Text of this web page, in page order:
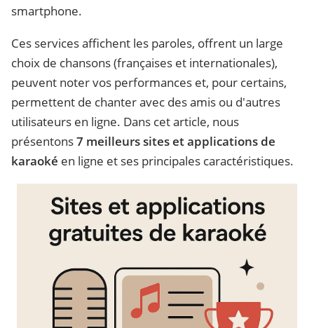
smartphone.
Ces services affichent les paroles, offrent un large
choix de chansons (françaises et internationales),
peuvent noter vos performances et, pour certains,
permettent de chanter avec des amis ou d'autres
utilisateurs en ligne. Dans cet article, nous
présentons7 meilleurs sites et applications de
karaoké en ligne et ses principales caractéristiques.